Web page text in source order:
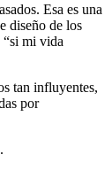
Esa es una
diseño de los
“si mi vida
tan influyentes,
por